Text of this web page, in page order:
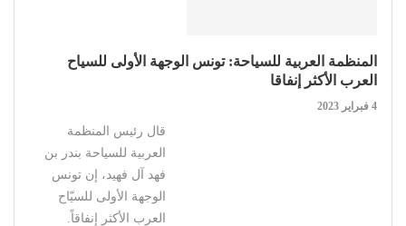
المنظمة العربية للسياحة: تونس الوجهة الأولى للسياح
العرب الأكثر إنفاقا
4 فبراير 2023
قال رئيس المنظمة
العربية للسياحة بندر بن
فهد آل فهيد، إن تونس
الوجهة الأولى للسيّاح
العرب الأكثر إنفاقاً.